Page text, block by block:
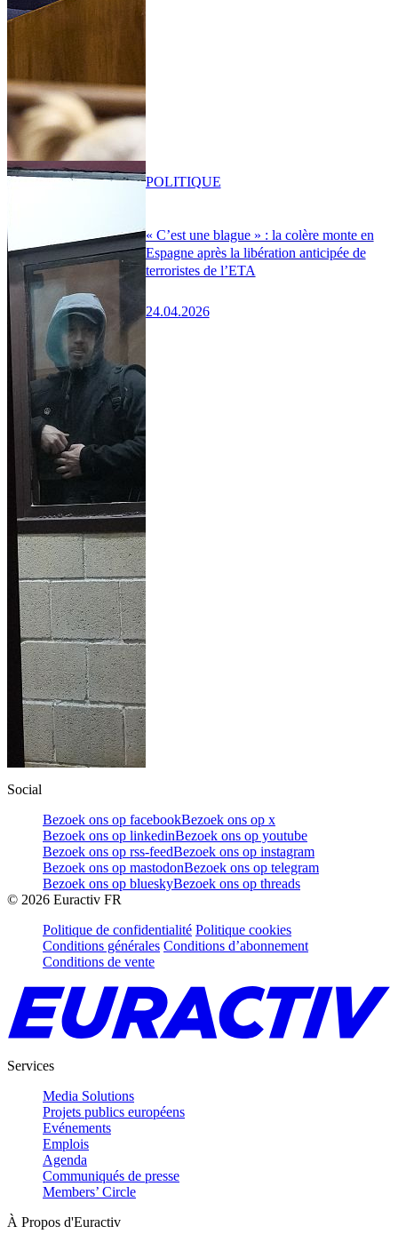
« C’est une blague » : la colère monte en
Espagne après la libération anticipée de
terroristes de l’ETA
24.04.2026
POLITIQUE
Social
Bezoek ons op facebookBezoek ons op x
Bezoek ons op linkedinBezoek ons op youtube
Bezoek ons op rss-feedBezoek ons op instagram
Bezoek ons op mastodonBezoek ons op telegram
Bezoek ons op blueskyBezoek ons op threads
© 2026 Euractiv FR
Politique de confidentialité Politique cookies
Conditions générales Conditions d’abonnement
Conditions de vente
Services
Media Solutions
Projets publics européens
Evénements
Emplois
Agenda
Communiqués de presse
Members’ Circle
À Propos d'Euractiv